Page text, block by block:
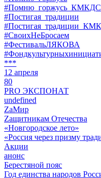
#Помню_горжусь_КМКДС
#Постигая_традиции
#СвоихНеБросаем
#ФестивальЛЯКОВА
***
12 апреля
80
PRO ЭКСПОНАТ
undefined
ZaМир
Zащитникам Отечества
«Новгородское лето»
«Россия через призму
Акции
анонс
Берестяной пояс
Год единства народов